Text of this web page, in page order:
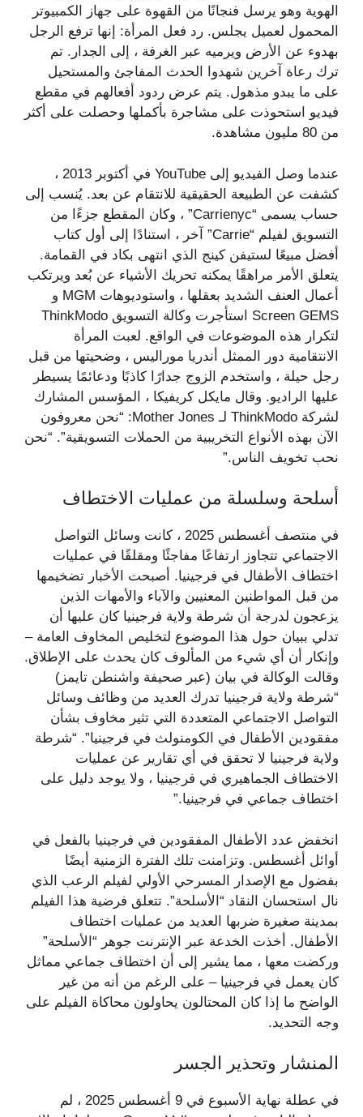
الهوية وهو يرسل فنجانًا من القهوة على جهاز الكمبيوتر
المحمول لعميل يجلس. رد فعل المرأة: إنها ترفع الرجل
بهدوء عن الأرض ويرميه عبر الغرفة ، إلى الجدار. تم
ترك رعاة آخرين شهدوا الحدث المفاجئ والمستحيل
على ما يبدو مذهول. يتم عرض ردود أفعالهم في مقطع
فيديو استحوذت على مشاجرة بأكملها وحصلت على أكثر
من 80 مليون مشاهدة.
عندما وصل الفيديو إلى YouTube في أكتوبر 2013 ،
كشفت عن الطبيعة الحقيقية للانتقام عن بعد. يُنسب إلى
حساب يسمى “Carrienyc” ، وكان المقطع جزءًا من
التسويق لفيلم “Carrie” آخر ، استنادًا إلى أول كتاب
أفضل مبيعًا لستيفن كينج الذي انتهى بكاد في القمامة.
يتعلق الأمر مراهقًا يمكنه تحريك الأشياء عن بُعد ويرتكب
أعمال العنف الشديد بعقلها ، واستوديوهات MGM و
Screen GEMS استأجرت وكالة التسويق ThinkModo
لتكرار هذه الموضوعات في الواقع. لعبت المرأة
الانتقامية دور الممثل أندريا موراليس ، وضحيتها من قبل
رجل حيلة ، واستخدم الزوج جدارًا كاذبًا ودعائمًا يسيطر
عليها الراديو. وقال مايكل كريفيكا ، المؤسس المشارك
لشركة ThinkModo لـ Mother Jones: “نحن معروفون
الآن بهذه الأنواع التخريبية من الحملات التسويقية”. “نحن
نحب تخويف الناس.”
أسلحة وسلسلة من عمليات الاختطاف
في منتصف أغسطس 2025 ، كانت وسائل التواصل
الاجتماعي تتجاوز ارتفاعًا مفاجئًا ومقلقًا في عمليات
اختطاف الأطفال في فرجينيا. أصبحت الأخبار تضخيمها
من قبل المواطنين المعنيين والآباء والأمهات الذين
يزعجون لدرجة أن شرطة ولاية فرجينيا كان عليها أن
تدلي ببيان حول هذا الموضوع لتخليص المخاوف العامة –
وإنكار أن أي شيء من المألوف كان يحدث على الإطلاق.
وقالت الوكالة في بيان (عبر صحيفة واشنطن تايمز)
“شرطة ولاية فرجينيا تدرك العديد من وظائف وسائل
التواصل الاجتماعي المتعددة التي تثير مخاوف بشأن
مفقودين الأطفال في الكومنولث في فرجينيا”. “شرطة
ولاية فرجينيا لا تحقق في أي تقارير عن عمليات
الاختطاف الجماهيري في فرجينيا ، ولا يوجد دليل على
اختطاف جماعي في فرجينيا.”
انخفض عدد الأطفال المفقودين في فرجينيا بالفعل في
أوائل أغسطس. وتزامنت تلك الفترة الزمنية أيضًا
بفضول مع الإصدار المسرحي الأولي لفيلم الرعب الذي
نال استحسان النقاد “الأسلحة”. تتعلق فرضية هذا الفيلم
بمدينة صغيرة ضربها العديد من عمليات اختطاف
الأطفال. أخذت الخدعة عبر الإنترنت جوهر “الأسلحة”
وركضت معها ، مما يشير إلى أن اختطاف جماعي مماثل
كان يعمل في فرجينيا – على الرغم من أنه من غير
الواضح ما إذا كان المحتالون يحاولون محاكاة الفيلم على
وجه التحديد.
المنشار وتحذير الجسر
في عطلة نهاية الأسبوع في 9 أغسطس 2025 ، لم